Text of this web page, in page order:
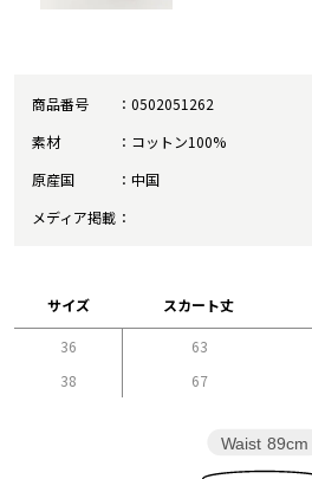
商品番号
0502051262
素材
コットン100%
原産国
中国
メディア掲載
サイズ スカート丈
36 63
38
67
Waist 89cm